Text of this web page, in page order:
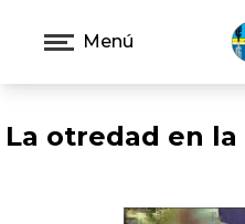
Menú
La otredad en